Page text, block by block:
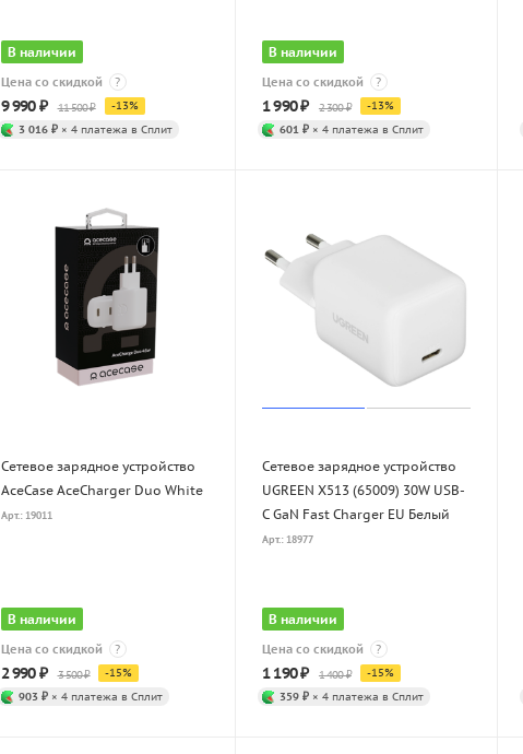
В наличии
Цена со скидкой ?
9 990₽ 11 500₽ -13%
3 016 ₽ × 4 платежа в Сплит
В наличии
Цена со скидкой ?
1 990₽ 2 300₽ -13%
601 ₽ × 4 платежа в Сплит
Сетевое зарядное устройство
AceCase AceCharger Duo White
Арт.: 19011
В наличии
Цена со скидкой ?
2 990₽ 3 500₽ -15%
903 ₽ × 4 платежа в Сплит
Сетевое зарядное устройство
UGREEN X513 (65009) 30W USB-
C GaN Fast Charger EU Белый
Арт.: 18977
В наличии
Цена со скидкой ?
1 190₽ 1 400₽ -15%
359 ₽ × 4 платежа в Сплит